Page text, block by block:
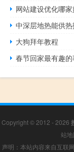
网站建设优化哪
中深层地热能供
大狗拜年教程
春节回家最有趣
Copyright © 2012 - 2026
站
声明：本站内容来自互联